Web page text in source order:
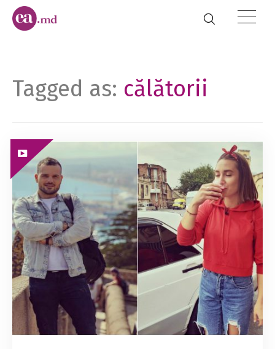
Tagged as: călătorii